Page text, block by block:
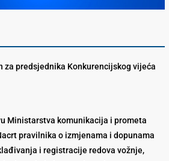
za predsjednika Konkurencijskog vijeća
Ministarstva komunikacija i prometa
pravilnika o izmjenama i dopunama
i registracije redova vožnje,